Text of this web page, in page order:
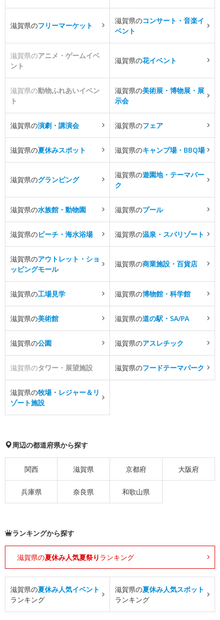
滋賀県のフリーマーケット
滋賀県のコンサート・音楽イ
ベント
滋賀県のアニメ・ゲームイベ
ント
滋賀県の花イベント
滋賀県の動物ふれあいイベン
ト
滋賀県の美術展・博物展・展
示会
滋賀県の演劇・講演会 滋賀県のフェア
滋賀県の夏休みスポット 滋賀県のキャンプ場・BBQ場
滋賀県のグランピング
滋賀県の遊園地・テーマパー
ク
滋賀県の水族館・動物園 滋賀県のプール
滋賀県のビーチ・海水浴場 滋賀県の温泉・スパリゾート
滋賀県のアウトレット・ショ
ッピングモール
滋賀県の商業施設・百貨店
滋賀県の工場見学 滋賀県の博物館・科学館
滋賀県の美術館 滋賀県の道の駅・SA/PA
滋賀県の公園 滋賀県のアスレチック
滋賀県のタワー・展望施設 滋賀県のフードテーマパーク
滋賀県の牧場・レジャー＆リ
ゾート施設
周辺の都道府県から探す
関西 滋賀県 京都府 大阪府
兵庫県 奈良県 和歌山県
ランキングから探す
滋賀県の夏休み人気夏祭り ランキング
滋賀県の夏休み人気イベント
ランキング
滋賀県の夏休み人気スポット
ランキング